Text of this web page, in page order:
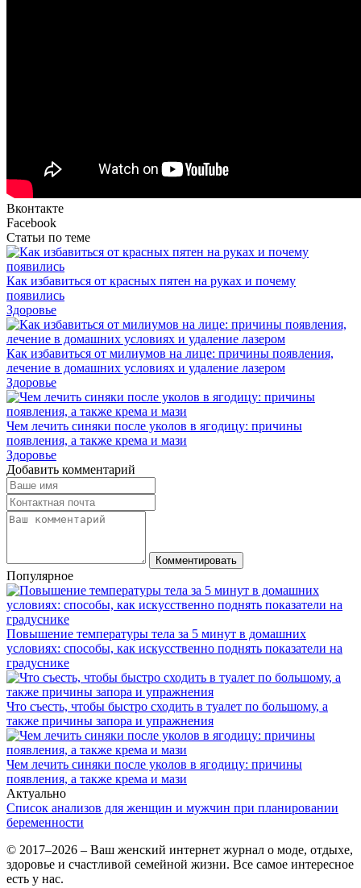
Вконтакте
Facebook
Статьи по теме
Как избавиться от красных пятен на руках и почему
появились
Здоровье
Как избавиться от милиумов на лице: причины появления,
лечение в домашних условиях и удаление лазером
Здоровье
Чем лечить синяки после уколов в ягодицу: причины
появления, а также крема и мази
Здоровье
Добавить комментарий
Комментировать
Популярное
Повышение температуры тела за 5 минут в домашних
условиях: способы, как искусственно поднять показатели на
градуснике
Что съесть, чтобы быстро сходить в туалет по большому, а
также причины запора и упражнения
Чем лечить синяки после уколов в ягодицу: причины
появления, а также крема и мази
Актуально
Список анализов для женщин и мужчин при планировании
беременности
© 2017–2026 – Ваш женский интернет журнал о моде, отдыхе,
здоровье и счастливой семейной жизни. Все самое интересное
есть у нас.